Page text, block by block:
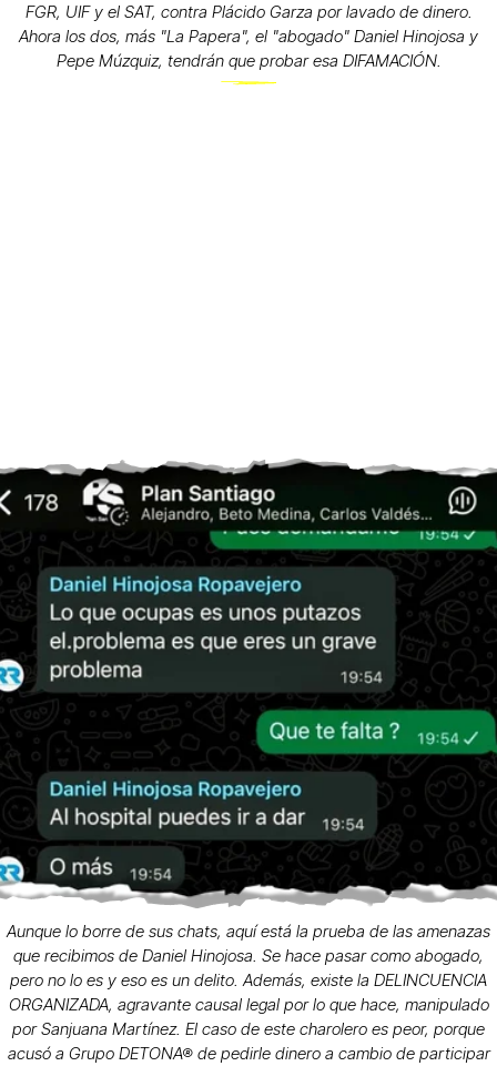
FGR, UIF y el SAT, contra Plácido Garza por lavado de dinero.
Ahora los dos, más "La Papera", el "abogado" Daniel Hinojosa y
Pepe Múzquiz, tendrán que probar esa DIFAMACIÓN.
Aunque lo borre de sus chats, aquí está la prueba de las amenazas
que recibimos de Daniel Hinojosa. Se hace pasar como abogado,
pero no lo es y eso es un delito. Además, existe la DELINCUENCIA
ORGANIZADA, agravante causal legal por lo que hace, manipulado
por Sanjuana Martínez. El caso de este charolero es peor, porque
acusó a Grupo DETONA® de pedirle dinero a cambio de participar